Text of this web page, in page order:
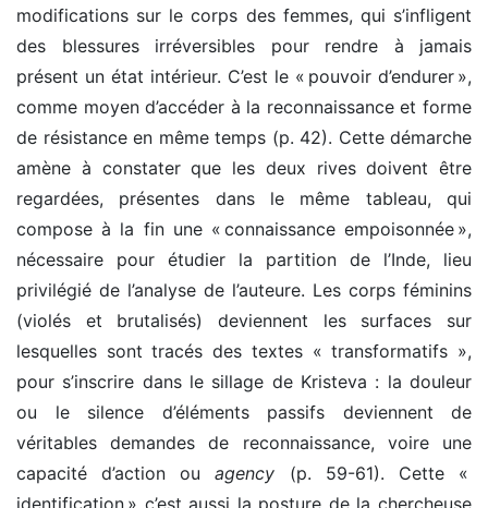
modifications sur le corps des femmes, qui s’infligent
des blessures irréversibles pour rendre à jamais
présent un état intérieur. C’est le « pouvoir d’endurer »,
comme moyen d’accéder à la reconnaissance et forme
de résistance en même temps (p. 42). Cette démarche
amène à constater que les deux rives doivent être
regardées, présentes dans le même tableau, qui
compose à la fin une « connaissance empoisonnée »,
nécessaire pour étudier la partition de l’Inde, lieu
privilégié de l’analyse de l’auteure. Les corps féminins
(violés et brutalisés) deviennent les surfaces sur
lesquelles sont tracés des textes « transformatifs »,
pour s’inscrire dans le sillage de Kristeva : la douleur
ou le silence d’éléments passifs deviennent de
véritables demandes de reconnaissance, voire une
capacité d’action ouagency (p. 59-61). Cette «
identification » c’est aussi la posture de la chercheuse